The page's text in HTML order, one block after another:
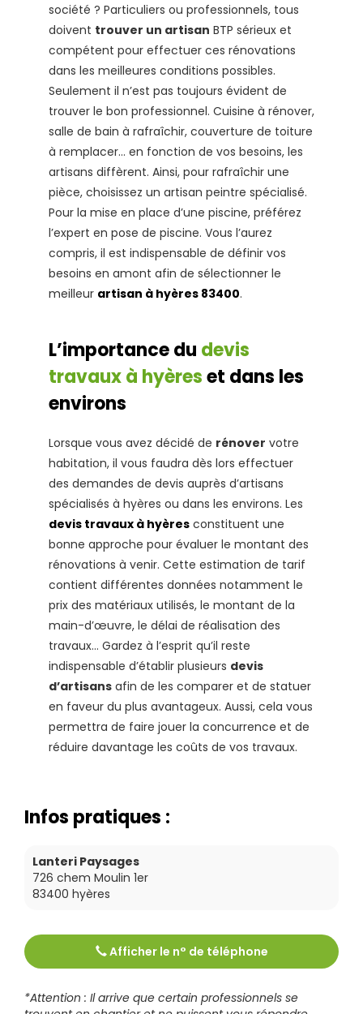
société ? Particuliers ou professionnels, tous
doivent trouver un artisan BTP sérieux et
compétent pour effectuer ces rénovations
dans les meilleures conditions possibles.
Seulement il n’est pas toujours évident de
trouver le bon professionnel. Cuisine à rénover,
salle de bain à rafraîchir, couverture de toiture
à remplacer… en fonction de vos besoins, les
artisans diffèrent. Ainsi, pour rafraîchir une
pièce, choisissez un artisan peintre spécialisé.
Pour la mise en place d’une piscine, préférez
l’expert en pose de piscine. Vous l’aurez
compris, il est indispensable de définir vos
besoins en amont afin de sélectionner le
meilleur artisan à hyères 83400.
L’importance du devis
travaux à hyèreset dans les
environs
Lorsque vous avez décidé de rénover votre
habitation, il vous faudra dès lors effectuer
des demandes de devis auprès d’artisans
spécialisés à hyères ou dans les environs. Les
devis travaux à hyères constituent une
bonne approche pour évaluer le montant des
rénovations à venir. Cette estimation de tarif
contient différentes données notamment le
prix des matériaux utilisés, le montant de la
main-d’œuvre, le délai de réalisation des
travaux… Gardez à l’esprit qu’il reste
indispensable d’établir plusieurs devis
d’artisans afin de les comparer et de statuer
en faveur du plus avantageux. Aussi, cela vous
permettra de faire jouer la concurrence et de
réduire davantage les coûts de vos travaux.
Infos pratiques :
Lanteri Paysages
726 chem Moulin 1er
83400 hyères
Afficher le n° de téléphone
0494655469
*Attention : Il arrive que certain professionnels se